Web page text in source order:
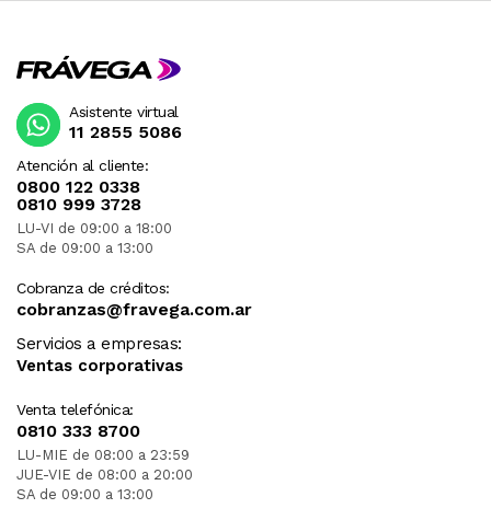
Atención al cliente:
0800 122 0338
0810 999 3728
LU-VI de 09:00 a 18:00
SA de 09:00 a 13:00
Cobranza de créditos:
cobranzas@fravega.com.ar
Servicios a empresas:
Ventas corporativas
Venta telefónica:
0810 333 8700
LU-MIE de 08:00 a 23:59
JUE-VIE de 08:00 a 20:00
SA de 09:00 a 13:00
Asistente virtual
11 2855 5086